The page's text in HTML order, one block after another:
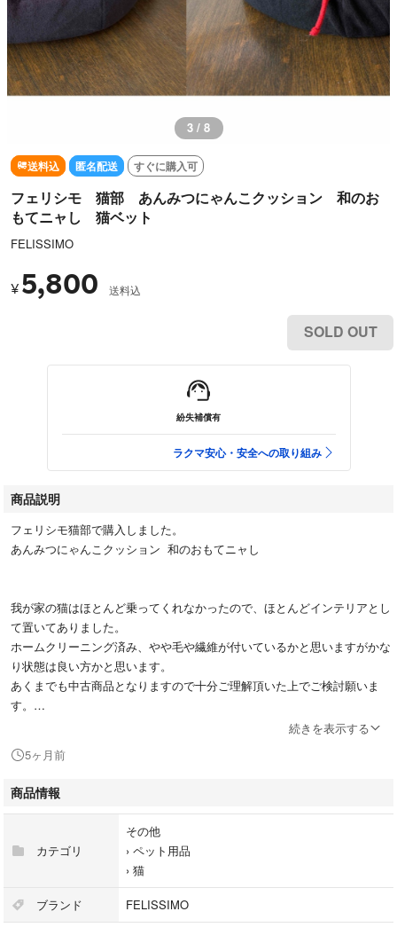
3 / 8
送料込 匿名配送 すぐに購入可
フェリシモ 猫部 あんみつにゃんこクッション 和のお
もてニャし 猫ベット
FELISSIMO
¥ 5,800 送料込
SOLD OUT
紛失補償有
ラクマ安心・安全への取り組み
商品説明
フェリシモ猫部で購入しました。
あんみつにゃんこクッション 和のおもてニャし
我が家の猫はほとんど乗ってくれなかったので、ほとんどインテリアとし
て置いてありました。
ホームクリーニング済み、やや毛や繊維が付いているかと思いますがかな
り状態は良い方かと思います。
あくまでも中古商品となりますので十分ご理解頂いた上でご検討願いま
す。
続きを表示する
5ヶ月前
商品情報
カテゴリ
その他
› ペット用品
› 猫
ブランド FELISSIMO